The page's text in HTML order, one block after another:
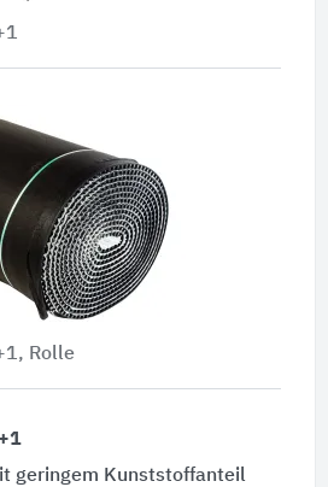
Rolle
geringem Kunststoffanteil